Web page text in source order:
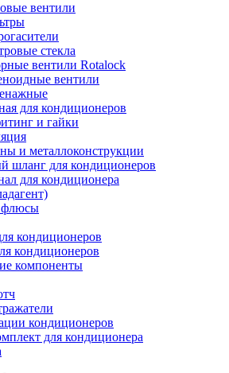
вентили
стекла
вентили Rotalock
вентили
для кондиционеров
и гайки
и металлоконструкции
шланг для кондиционеров
для кондиционера
кондиционеров
кондиционеров
компоненты
кондиционеров
для кондиционера